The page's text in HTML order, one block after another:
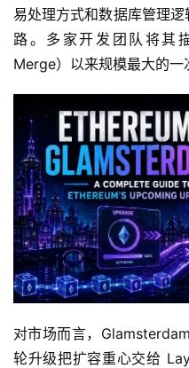
易处理方式和数据库管理
路。多家开发团队将其
Merge）以来规模最大的一
对市场而言，
轮升级把扩容重心交给